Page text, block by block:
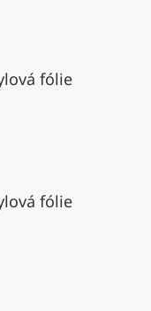
fólie
fólie